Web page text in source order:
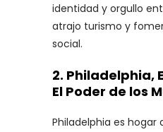
identidad y orgullo
atrajo turismo y
social.
2. Philadelphia,
El Poder de los
Philadelphia es hogar